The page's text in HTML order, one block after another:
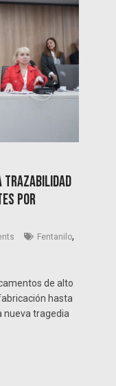
trazabilidad
por
Fentanilo,
de alto
hasta
nueva tragedia